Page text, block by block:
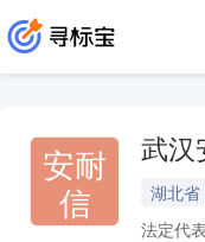
安耐
信
武汉
湖北
法定代